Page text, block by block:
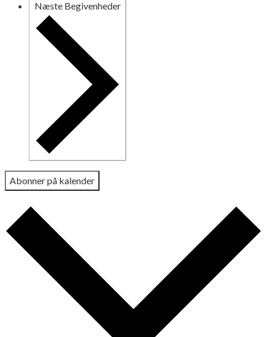
Næste Begivenheder
Abonner på kalender